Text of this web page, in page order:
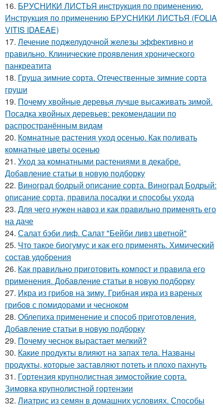
16. БРУСНИКИ ЛИСТЬЯ инструкция по применению.
Инструкция по применению БРУСНИКИ ЛИСТЬЯ (FOLIA
VITIS IDAEAE)
17. Лечение поджелудочной железы эффективно и
правильно. Клинические проявления хронического
панкреатита
18. Груша зимние сорта. Отечественные зимние сорта
груши
19. Почему хвойные деревья лучше высаживать зимой.
Посадка хвойных деревьев: рекомендации по
распространённым видам
20. Комнатные растения уход осенью. Как поливать
комнатные цветы осенью
21. Уход за комнатными растениями в декабре.
Добавление статьи в новую подборку
22. Виноград бодрый описание сорта. Виноград Бодрый:
описание сорта, правила посадки и способы ухода
23. Для чего нужен навоз и как правильно применять его
на даче
24. Салат бэби лиф. Салат "Бейби ливз цветной"
25. Что такое биогумус и как его применять. Химический
состав удобрения
26. Как правильно приготовить компост и правила его
применения. Добавление статьи в новую подборку
27. Икра из грибов на зиму. Грибная икра из вареных
грибов с помидорами и чесноком
28. Облепиха применение и способ приготовления.
Добавление статьи в новую подборку
29. Почему чеснок вырастает мелкий?
30. Какие продукты влияют на запах тела. Названы
продукты, которые заставляют потеть и плохо пахнуть
31. Гортензия крупнолистная зимостойкие сорта.
Зимовка крупнолистной гортензии
32. Лиатрис из семян в домашних условиях. Способы